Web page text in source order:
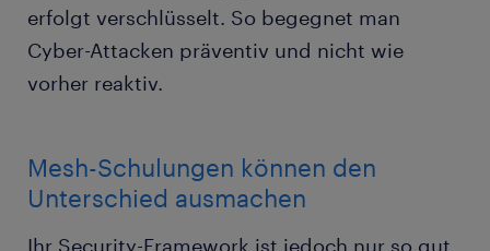
erfolgt verschlüsselt. So begegnet man
Cyber-Attacken präventiv und nicht wie
vorher reaktiv.
Mesh-Schulungen können den
Unterschied ausmachen
Ihr Security-Framework ist jedoch nur so gut